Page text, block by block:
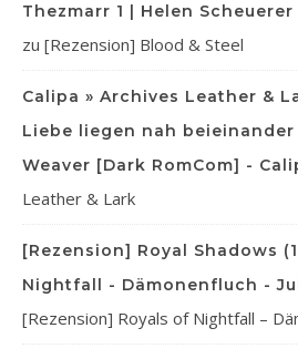
Thezmarr 1 | Helen
zu [Rezension] Blood & Steel
Calipa » Archives Leather &
Liebe liegen nah beieinander
Weaver [Dark RomCom] -
Leather & Lark
[Rezension] Royal Shadows
Nightfall - Dämonenfluch -
[Rezension] Royals of Nightfall –